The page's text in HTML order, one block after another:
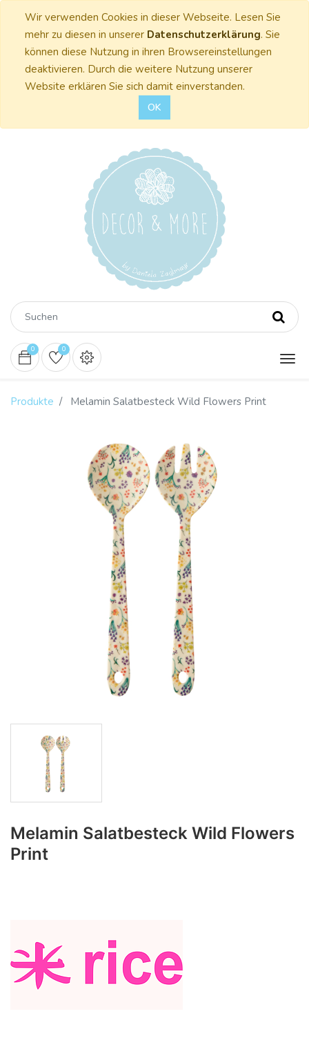
Wir verwenden Cookies in dieser Webseite. Lesen Sie
mehr zu diesen in unserer Datenschutzerklärung. Sie
können diese Nutzung in ihren Browsereinstellungen
deaktivieren. Durch die weitere Nutzung unserer
Website erklären Sie sich damit einverstanden.
OK
0 0
Produkte Melamin Salatbesteck Wild Flowers Print
Melamin Salatbesteck Wild Flowers
Print